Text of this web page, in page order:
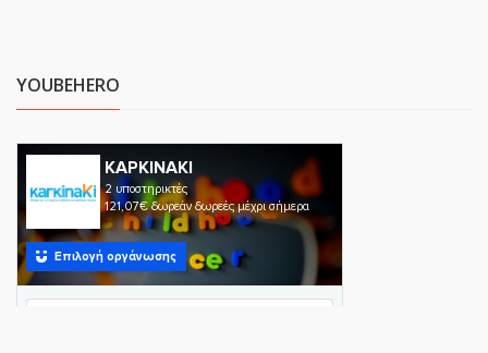
YOUBEHERO